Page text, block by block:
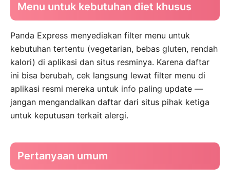
Menu untuk kebutuhan diet khusus
Panda Express menyediakan filter menu untuk
kebutuhan tertentu (vegetarian, bebas gluten, rendah
kalori) di aplikasi dan situs resminya. Karena daftar
ini bisa berubah, cek langsung lewat filter menu di
aplikasi resmi mereka untuk info paling update —
jangan mengandalkan daftar dari situs pihak ketiga
untuk keputusan terkait alergi.
Pertanyaan umum